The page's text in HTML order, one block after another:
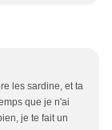
les sardine, et ta
que je n'ai
je te fait un